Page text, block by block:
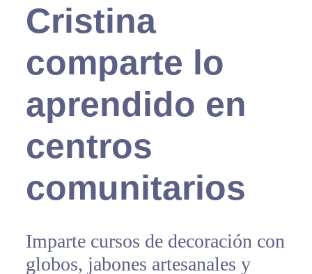
Cristina
comparte lo
aprendido en
centros
comunitarios
Imparte cursos de decoración con
globos, jabones artesanales y